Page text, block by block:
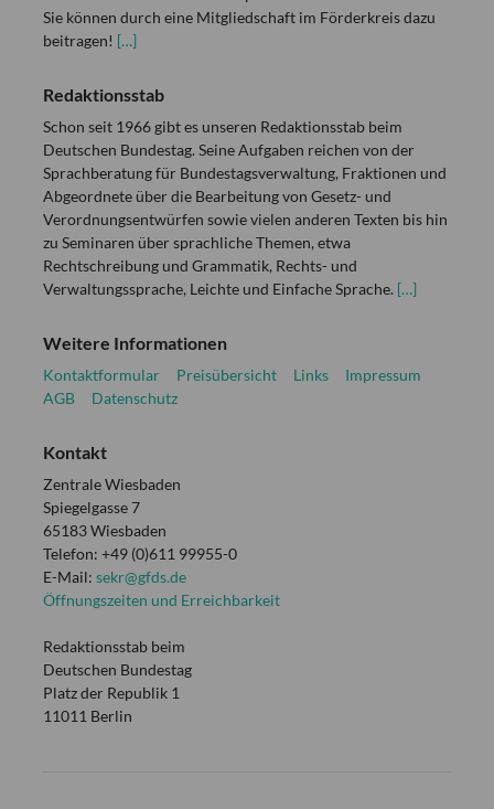
Sie können durch eine Mitgliedschaft im Förderkreis dazu
beitragen! […]
Redaktionsstab
Schon seit 1966 gibt es unseren Redaktionsstab beim
Deutschen Bundestag. Seine Aufgaben reichen von der
Sprachberatung für Bundestagsverwaltung, Fraktionen und
Abgeordnete über die Bearbeitung von Gesetz- und
Verordnungsentwürfen sowie vielen anderen Texten bis hin
zu Seminaren über sprachliche Themen, etwa
Rechtschreibung und Grammatik, Rechts- und
Verwaltungssprache, Leichte und Einfache Sprache. […]
Weitere Informationen
Kontaktformular Preisübersicht Links
Impressum
AGB
Datenschutz
Kontakt
Zentrale Wiesbaden
Spiegelgasse 7
65183 Wiesbaden
Telefon: +49 (0)611 99955-0
E-Mail: sekr@gfds.de
Öffnungszeiten und Erreichbarkeit
Redaktionsstab beim
Deutschen Bundestag
Platz der Republik 1
11011 Berlin